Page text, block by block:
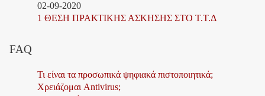
02-09-2020
1 ΘΕΣΗ ΠΡΑΚΤΙΚΗΣ ΑΣΚΗΣΗΣ ΣΤΟ Τ.Τ.Δ
FAQ
Τι είναι τα προσωπικά ψηφιακά πιστοποιητικά;
Χρειάζομαι Antivirus;